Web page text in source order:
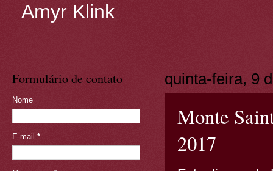
Amyr Klink
quinta-feira, 9
Monte
2017
Formulário de contato
Nome
E-mail *